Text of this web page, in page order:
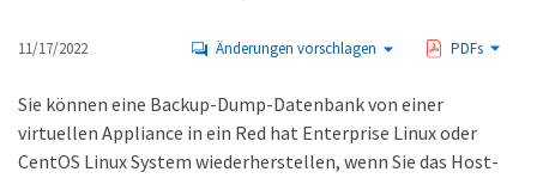
11/17/2022 Änderungen vorschlagen PDFs
Sie können eine Backup-Dump-Datenbank von einer
virtuellen Appliance in ein Red hat Enterprise Linux oder
CentOS Linux System wiederherstellen, wenn Sie das Host-